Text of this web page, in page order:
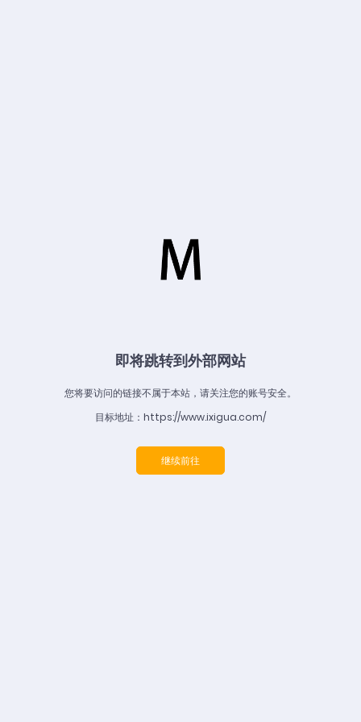
即将跳转到外部网站
您将要访问的链接不属于本站，请关注您的账号安全。
目标地址：https://www.ixigua.com/
继续前往